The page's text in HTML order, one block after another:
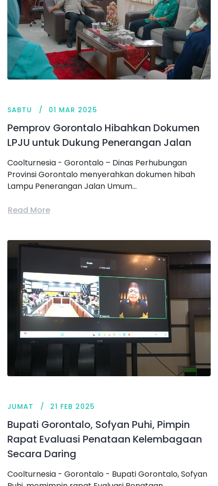
SABTU 01 MAR 2025
Pemprov Gorontalo Hibahkan Dokumen
LPJU untuk Dukung Penerangan Jalan
Coolturnesia - Gorontalo – Dinas Perhubungan
Provinsi Gorontalo menyerahkan dokumen hibah
Lampu Penerangan Jalan Umum...
Read More
JUMAT 21 FEB 2025
Bupati Gorontalo, Sofyan Puhi, Pimpin
Rapat Evaluasi Penataan Kelembagaan
Secara Daring
Coolturnesia - Gorontalo - Bupati Gorontalo, Sofyan